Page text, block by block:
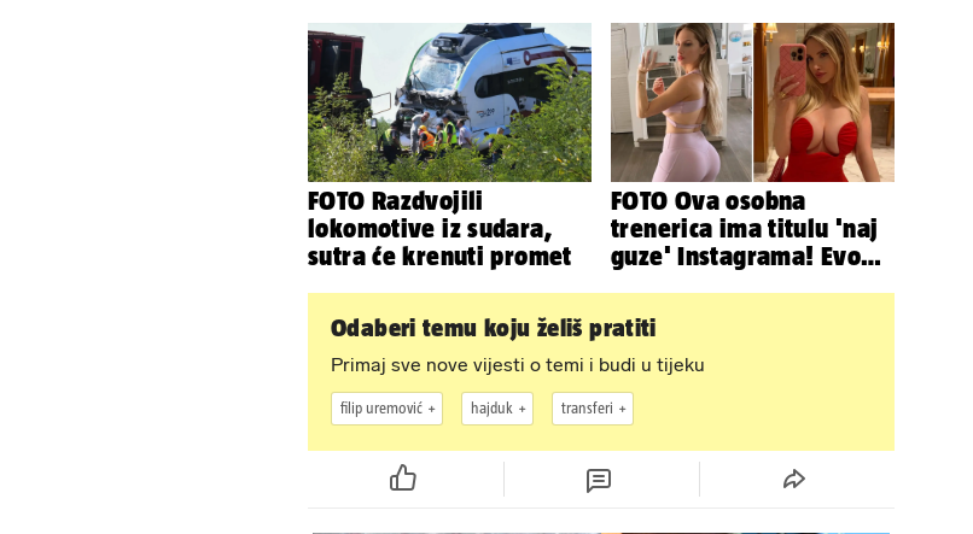
odmor
ugovor
FOTO Razdvojili
lokomotive iz sudara,
sutra će krenuti promet
FOTO Ova osobna
trenerica ima titulu 'naj
guze' Instagrama! Evo
satu...
Odaberi temu koju želiš pratiti
Primaj sve nove vijesti o temi i budi u tijeku
filip uremović hajduk transferi